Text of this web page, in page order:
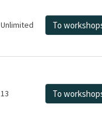
Unlimited To
13 To